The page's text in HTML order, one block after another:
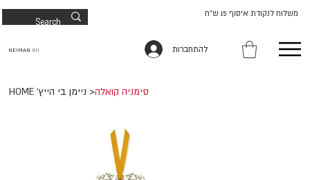
להתחברות NEIMAN BH
משלוח לנקודת איסוף 15 ש"ח
HOME 'ניימן בי הייץ >סימניה קואלה